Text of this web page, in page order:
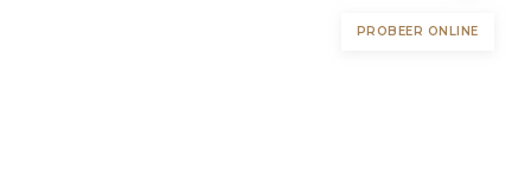
PROBEER ONLINE